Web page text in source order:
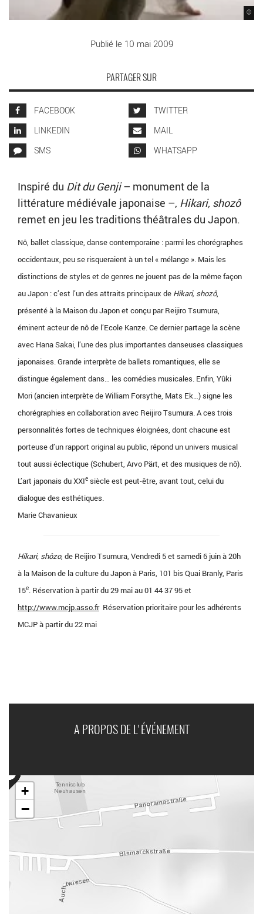
©
Publié le 10 mai 2009
PARTAGER SUR
FACEBOOK
TWITTER
LINKEDIN
MAIL
SMS
WHATSAPP
Inspiré du Dit du Genji– monument de la
littérature médiévale japonaise –, Hikari, shozô
remet en jeu les traditions théâtrales du Japon.
Nô, ballet classique, danse contemporaine : parmi les chorégraphes
occidentaux, peu se risqueraient à un tel « mélange ». Mais les
distinctions de styles et de genres ne jouent pas de la même façon
au Japon : c’est l’un des attraits principaux de Hikari, shozô,
présenté à la Maison du Japon et conçu par Reijiro Tsumura,
éminent acteur de nô de l’Ecole Kanze. Ce dernier partage la scène
avec Hana Sakai, l’une des plus importantes danseuses classiques
japonaises. Grande interprète de ballets romantiques, elle se
distingue également dans… les comédies musicales. Enfin, Yûki
Mori (ancien interprète de William Forsythe, Mats Ek…) signe les
chorégraphies en collaboration avec Reijiro Tsumura. A ces trois
personnalités fortes de techniques éloignées, dont chacune est
porteuse d’un rapport original au public, répond un univers musical
tout aussi éclectique (Schubert, Arvo Pärt, et des musiques de nô).
L’art japonais du XXIe siècle est peut-être, avant tout, celui du
dialogue des esthétiques.
Marie Chavanieux
Hikari, shôzo, de Reijiro Tsumura, Vendredi 5 et samedi 6 juin à 20h
à la Maison de la culture du Japon à Paris, 101 bis Quai Branly, Paris
15e. Réservation à partir du 29 mai au 01 44 37 95 et
http://www.mcjp.asso.frRéservation prioritaire pour les adhérents
MCJP à partir du 22 mai
A PROPOS DE L'ÉVÉNEMENT
+
−